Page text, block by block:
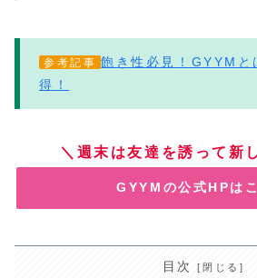
参考記事 飽き性必見！GYYMと
得！
＼週末は友達を誘って新
GYYMの公式HPは
目次